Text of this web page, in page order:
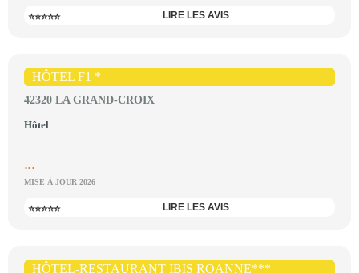
⭐⭐⭐⭐⭐ LIRE LES AVIS
HÔTEL F1 *
42320 LA GRAND-CROIX
Hôtel
...
MISE À JOUR 2026
⭐⭐⭐⭐⭐ LIRE LES AVIS
HÔTEL-RESTAURANT IBIS ROANNE***